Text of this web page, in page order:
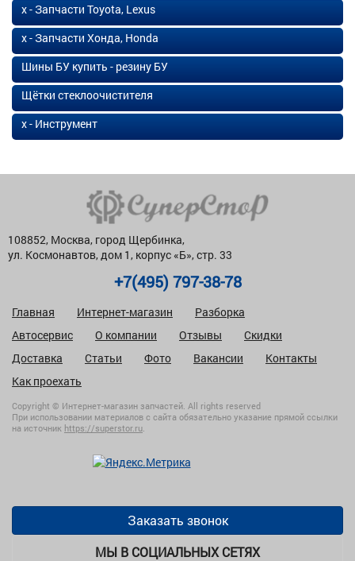
х - Запчасти Toyota, Lexus
х - Запчасти Хонда, Honda
Шины БУ купить - резину БУ
Щётки стеклоочистителя
х - Инструмент
108852, Москва, город Щербинка,
ул. Космонавтов, дом 1, корпус «Б», стр. 33
+7(495) 797-38-78
Главная Интернет-магазин
Разборка
Автосервис
О компании Отзывы
Скидки
Доставка
Статьи Фото Вакансии
Контакты
Как проехать
Copyright © Интернет-магазин запчастей. All rights reserved
При использовании материалов с сайта обязательно указание прямой ссылки
на источник https://superstor.ru.
Заказать звонок
МЫ В СОЦИАЛЬНЫХ СЕТЯХ